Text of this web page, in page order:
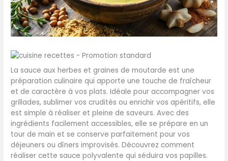
La sauce aux herbes et graines de moutarde est une
préparation culinaire qui apporte une touche de fraîcheur
et de caractère à vos plats. Idéale pour accompagner vos
grillades, sublimer vos crudités ou enrichir vos apéritifs, elle
est simple à réaliser et pleine de saveurs. Avec des
ingrédients facilement accessibles, elle se prépare en un
tour de main et se conserve parfaitement pour vos
déjeuners ou dîners improvisés. Découvrez comment
réaliser cette sauce polyvalente qui séduira vos papilles.